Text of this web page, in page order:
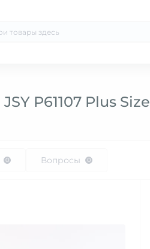
P61107 Plus Size
0 Вопросы 0